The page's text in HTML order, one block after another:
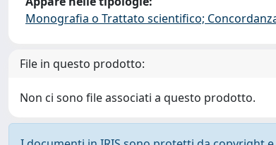
Monografia o Trattato scientifico;
File in questo prodotto:
Non ci sono file associati a questo prodotto.